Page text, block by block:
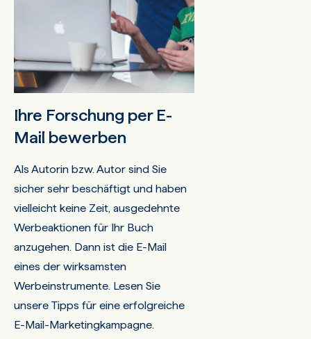
Ihre Forschung per E-
Mail bewerben
Als Autorin bzw. Autor sind Sie
sicher sehr beschäftigt und haben
vielleicht keine Zeit, ausgedehnte
Werbeaktionen für Ihr Buch
anzugehen. Dann ist die E-Mail
eines der wirksamsten
Werbeinstrumente. Lesen Sie
unsere Tipps für eine erfolgreiche
E-Mail-Marketingkampagne.